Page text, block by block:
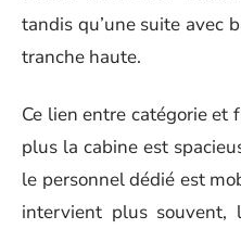
tandis qu’une suite avec
tranche haute.
Ce lien entre catégorie et
plus la cabine est
le personnel dédié est
intervient plus souvent,